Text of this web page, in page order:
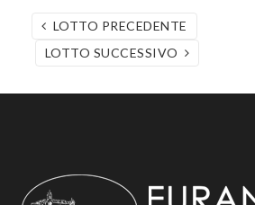
LOTTO PRECEDENTE
LOTTO SUCCESSIVO